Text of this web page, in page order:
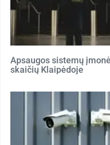
Apsaugos sistemų
skaičių Klaipėdoje